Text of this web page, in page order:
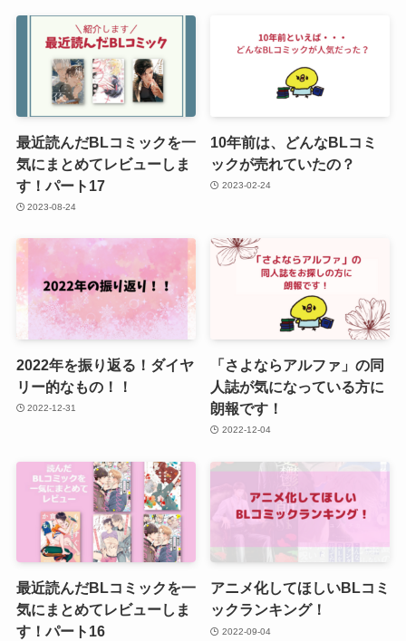
最近読んだBLコミックを一
気にまとめてレビューしま
す！パート17
2023-08-24
10年前は、どんなBLコミ
ックが売れていたの？
2023-02-24
2022年を振り返る！ダイヤ
リー的なもの！！
2022-12-31
「さよならアルファ」の同
人誌が気になっている方に
朗報です！
2022-12-04
最近読んだBLコミックを一
気にまとめてレビューしま
す！パート16
アニメ化してほしいBLコミ
ックランキング！
2022-09-04